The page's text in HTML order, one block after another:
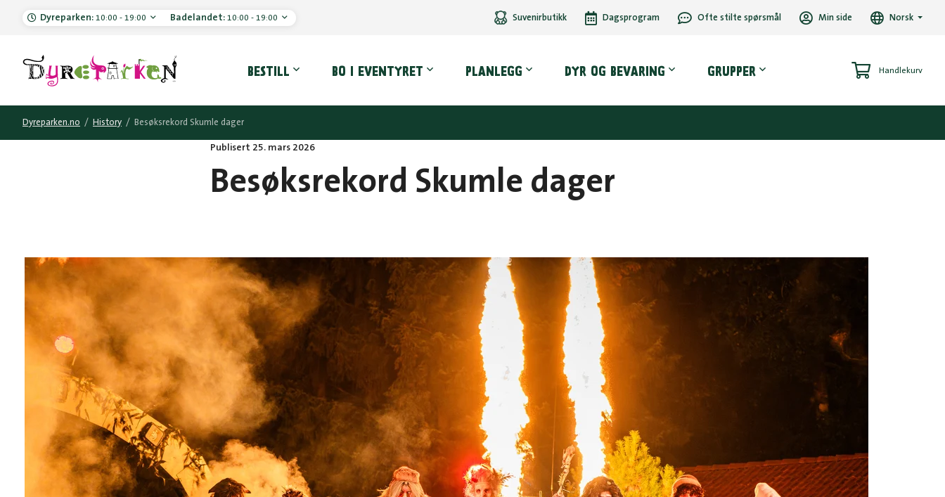
Dyreparken: 10:00 - 19:00 Badelandet: 10:00 - 19:00 Suvenirbutikk Dagsprogram Ofte stilte spørsmål Min side Norsk
BESTILL BO I EVENTYRET PLANLEGG DYR OG BEVARING GRUPPER Handlekurv
Dyreparken.no / History / Besøksrekord Skumle dager
Publisert 25. mars 2026
Besøksrekord Skumle dager